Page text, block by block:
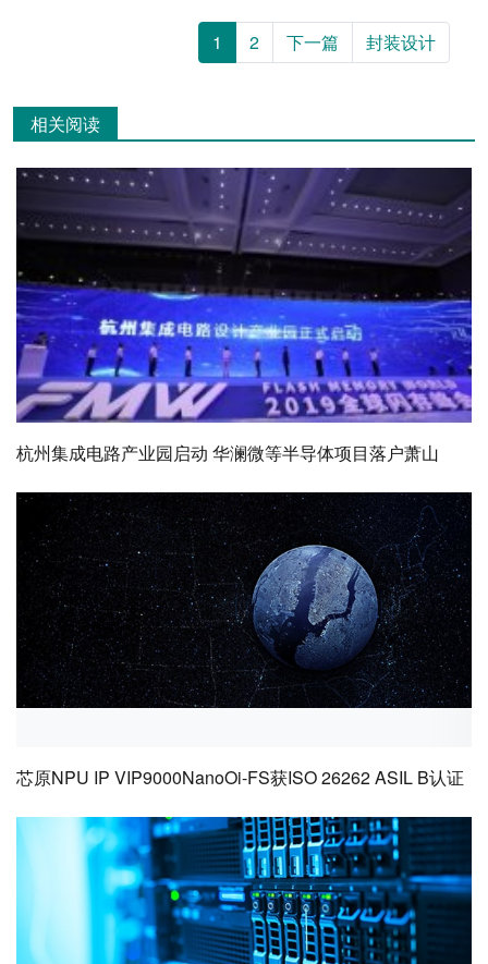
1 2 下一篇 封装设计
相关阅读
杭州集成电路产业园启动 华澜微等半导体项目落户萧山
芯原NPU IP VIP9000NanoOi-FS获ISO 26262 ASIL B认证